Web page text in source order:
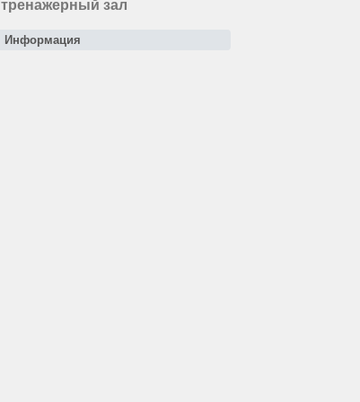
тренажерный зал
Информация